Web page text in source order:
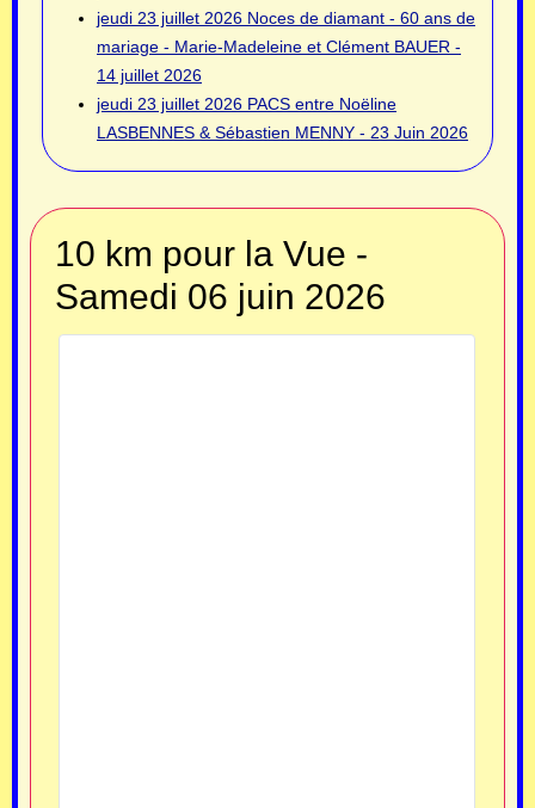
jeudi 23 juillet 2026 Noces de diamant - 60 ans de
mariage - Marie-Madeleine et Clément BAUER -
14 juillet 2026
jeudi 23 juillet 2026 PACS entre Noëline
LASBENNES & Sébastien MENNY - 23 Juin 2026
10 km pour la Vue -
Samedi 06 juin 2026